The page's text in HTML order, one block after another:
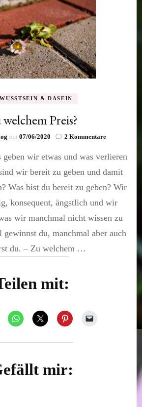
& DASEIN
Preis?
ein 07/06/2020 2 Kommentarezu
welchem
geben wir etwas und was verlieren
wir bereit zu geben und damit
Was bist du bereit zu geben? Wir
konsequent, ängstlich und wir
wir manchmal nicht wissen zu
gewinnst du, manchmal aber auch
du. – Zu welchem …
mit:
mir: